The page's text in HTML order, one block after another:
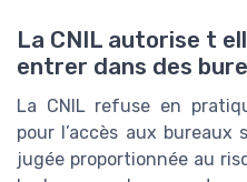
La CNIL autorise t
entrer dans des
La CNIL refuse en
pour l’accès aux bureaux
jugée proportionnée au